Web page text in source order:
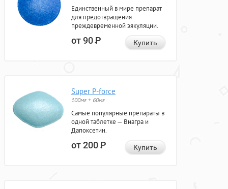
Единственный в мире препарат
для предотвращения
преждевременной эякуляции.
от 90Р Купить
Super P-force
100мг + 60мг
Самые популярные препараты в
одной таблетке — Виагра и
Дапоксетин.
от 200Р Купить